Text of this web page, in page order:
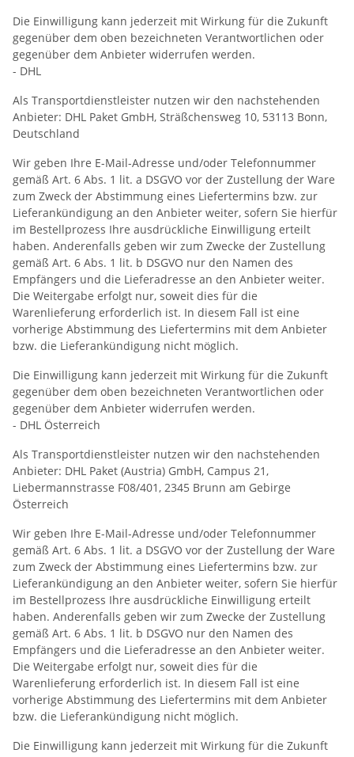
Die Einwilligung kann jederzeit mit Wirkung für die Zukunft
gegenüber dem oben bezeichneten Verantwortlichen oder
gegenüber dem Anbieter widerrufen werden.
- DHL
Als Transportdienstleister nutzen wir den nachstehenden
Anbieter: DHL Paket GmbH, Sträßchensweg 10, 53113 Bonn,
Deutschland
Wir geben Ihre E-Mail-Adresse und/oder Telefonnummer
gemäß Art. 6 Abs. 1 lit. a DSGVO vor der Zustellung der Ware
zum Zweck der Abstimmung eines Liefertermins bzw. zur
Lieferankündigung an den Anbieter weiter, sofern Sie hierfür
im Bestellprozess Ihre ausdrückliche Einwilligung erteilt
haben. Anderenfalls geben wir zum Zwecke der Zustellung
gemäß Art. 6 Abs. 1 lit. b DSGVO nur den Namen des
Empfängers und die Lieferadresse an den Anbieter weiter.
Die Weitergabe erfolgt nur, soweit dies für die
Warenlieferung erforderlich ist. In diesem Fall ist eine
vorherige Abstimmung des Liefertermins mit dem Anbieter
bzw. die Lieferankündigung nicht möglich.
Die Einwilligung kann jederzeit mit Wirkung für die Zukunft
gegenüber dem oben bezeichneten Verantwortlichen oder
gegenüber dem Anbieter widerrufen werden.
- DHL Österreich
Als Transportdienstleister nutzen wir den nachstehenden
Anbieter: DHL Paket (Austria) GmbH, Campus 21,
Liebermannstrasse F08/401, 2345 Brunn am Gebirge
Österreich
Wir geben Ihre E-Mail-Adresse und/oder Telefonnummer
gemäß Art. 6 Abs. 1 lit. a DSGVO vor der Zustellung der Ware
zum Zweck der Abstimmung eines Liefertermins bzw. zur
Lieferankündigung an den Anbieter weiter, sofern Sie hierfür
im Bestellprozess Ihre ausdrückliche Einwilligung erteilt
haben. Anderenfalls geben wir zum Zwecke der Zustellung
gemäß Art. 6 Abs. 1 lit. b DSGVO nur den Namen des
Empfängers und die Lieferadresse an den Anbieter weiter.
Die Weitergabe erfolgt nur, soweit dies für die
Warenlieferung erforderlich ist. In diesem Fall ist eine
vorherige Abstimmung des Liefertermins mit dem Anbieter
bzw. die Lieferankündigung nicht möglich.
Die Einwilligung kann jederzeit mit Wirkung für die Zukunft